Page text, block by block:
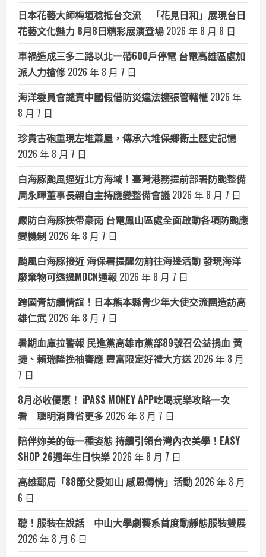
日本花藝大師梅垣稔抵台交流 「花見日和」展現台日
花藝文化魅力 8月8日精彩展演登場 2026 年 8 月 8 日
車禍造成三多二路以北一帶600戶停電 台電高雄區處加
派人力搶修 2026 年 8 月 7 日
海洋委員會譴責中國假借防災違法擴張管轄權 2026 年
8 月 7 日
珍貴古砲重現左堆蕭屋，傳承六堆保鄉衛土歷史記憶
2026 年 8 月 7 日
白海豚颱風逼近北方海域！臺灣港務提前部署防颱整備
周永暉董事長親自主持應變整備會議 2026 年 8 月 7 日
嚴防白海豚挾帶豪雨 台電鳳山區處全面啟動各項防颱應
變機制 2026 年 8 月 7 日
颱風白海豚接近 海保署提醒勿前往海邊活動 發現海洋
廢棄物可透過MDCN通報 2026 年 8 月 7 日
跨國青訪續情誼！日本熊本縣青少年大使交流團造訪高
雄仁武 2026 年 8 月 7 日
暑期血庫拉警報 民進黨高雄市黨部89號召公益捐血 黃
捷、賴瑞隆挽袖響應 豐富限定好禮大方送 2026 年 8 月
7 日
8月必收優惠！ iPASS MONEY APP吃喝玩樂攻略一次
看 聰明消費省更多 2026 年 8 月 7 日
陪伴妳美的每一種姿態 持續引領台灣內衣美學！EASY
SHOP 26週年生日快樂 2026 年 8 月 7 日
高雄郵局「88節父愛如山 感恩傳情」活動 2026 年 8 月
6 日
聽！服裝在說話 中山大學劇藝系首度動靜態服裝雙展
2026 年 8 月 6 日